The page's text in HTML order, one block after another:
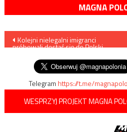
MAGNA
Nawigacja
wpisu
Kolejni nielegalni imigranci
próbowali dostać się do Polski
Telegramhttps://t.me/
WESPRZYJ PROJEKT MAGNA